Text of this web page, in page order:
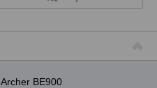
Archer BE900